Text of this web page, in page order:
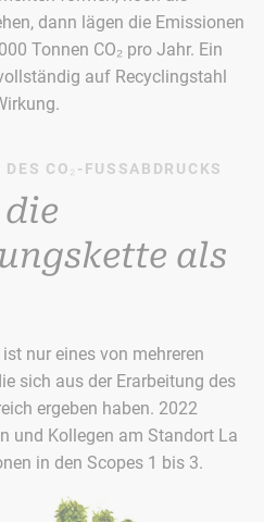
dann lägen die Emissionen
Tonnen CO₂ pro Jahr. Ein
auf Recyclingstahl
CO₂-FUSSABDRUCKS
als
nur eines von mehreren
sich aus der Erarbeitung des
ergeben haben. 2022
und Kollegen am Standort La
in den Scopes 1 bis 3.